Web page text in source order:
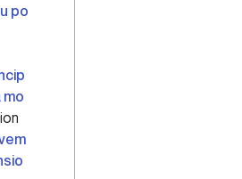
po